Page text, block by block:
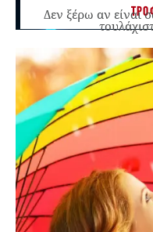
Δεν ξέρω αν είναι